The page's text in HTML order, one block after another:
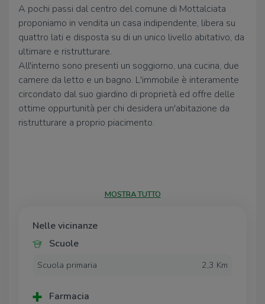
A pochi passi dal centro del comune di Mottalciata
proponiamo in vendita un casa indipendente, libera su
quattro lati e disposta su di un unico livello abitativo, da
ultimare e ristrutturare.
All'interno sono presenti un soggiorno, una cucina, due
camere da letto e un bagno. L'immobile è interamente
circondato dal suo giardino di proprietà ed offre delle
ottime oppurtunità per chi desidera un'abitazione da
ristrutturare a proprio piacimento.
MOSTRA TUTTO
Nelle vicinanze
Scuole
Scuola primaria 2,3 Km
Farmacia